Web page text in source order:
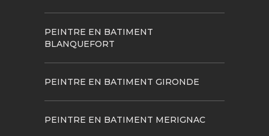
PEINTRE EN BATIMENT
BLANQUEFORT
PEINTRE EN BATIMENT GIRONDE
PEINTRE EN BATIMENT MERIGNAC